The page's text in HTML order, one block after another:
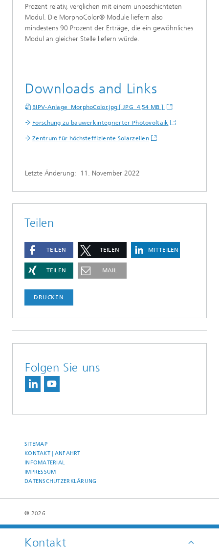
Prozent relativ, verglichen mit einem unbeschichteten
Modul. Die MorphoColor® Module liefern also
mindestens 90 Prozent der Erträge, die ein gewöhnliches
Modul an gleicher Stelle liefern würde.
Downloads and Links
BIPV-Anlage_MorphoColor.jpg [ JPG 4,54 MB ]
Forschung zu bauwerkintegrierter Photovoltaik
Zentrum für höchsteffiziente Solarzellen
Letzte Änderung: 11. November 2022
Kontakt
Teilen
TEILEN TEILEN MITTEILEN
TEILEN MAIL
DRUCKEN
Folgen Sie uns
SITEMAP
KONTAKT | ANFAHRT
INFOMATERIAL
IMPRESSUM
DATENSCHUTZERKLÄRUNG
© 2026